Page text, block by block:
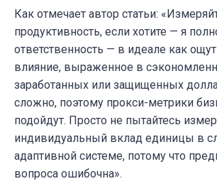
Как отмечает автор статьи:
продуктивность, если хотите — я
ответственность — в идеале как
влияние, выраженное в
заработанных или защищенных
сложно, поэтому прокси-метрики
подойдут. Просто не пытайтесь
индивидуальный вклад единицы в
адаптивной системе, потому что
вопроса ошибочна».